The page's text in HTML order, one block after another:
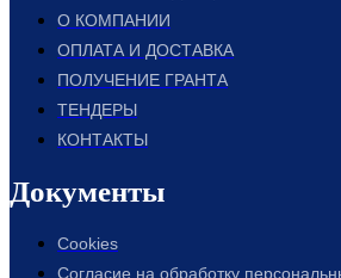
О КОМПАНИИ
ОПЛАТА И ДОСТАВКА
ПОЛУЧЕНИЕ ГРАНТА
ТЕНДЕРЫ
КОНТАКТЫ
Документы
Cookies
Согласие на обработку